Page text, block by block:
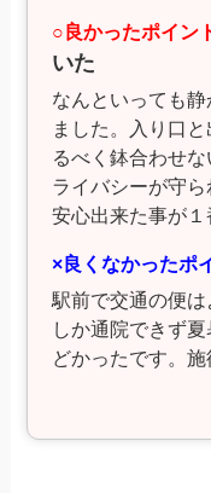
○良かったポイン
いた
なんといっても
ました。入り口
るべく鉢合わせ
ライバシーが守
安心出来た事が１
×良くなかったポ
駅前で交通の便
しか通院できず
どかったです。